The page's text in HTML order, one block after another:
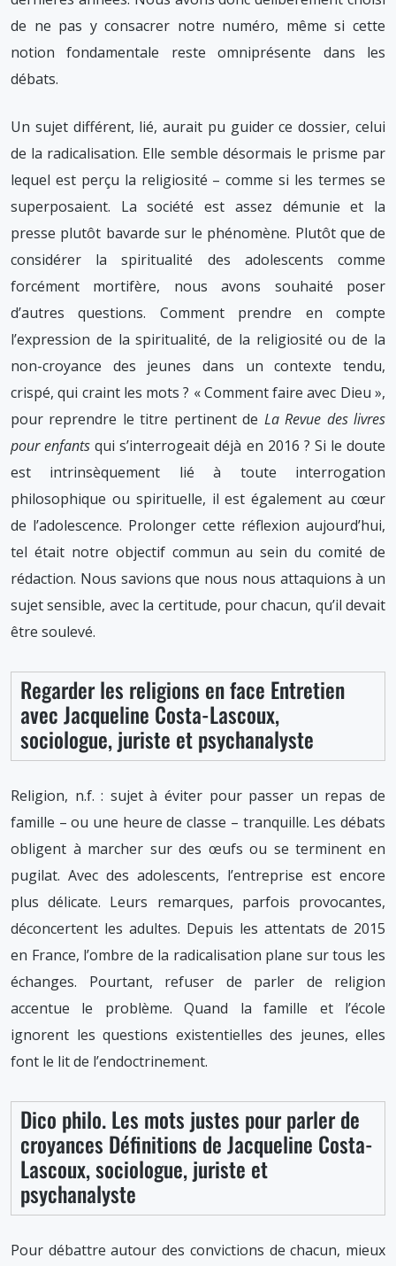
de ne pas y consacrer notre numéro, même si cette
notion fondamentale reste omniprésente dans les
débats.
Un sujet différent, lié, aurait pu guider ce dossier, celui
de la radicalisation. Elle semble désormais le prisme par
lequel est perçu la religiosité – comme si les termes se
superposaient. La société est assez démunie et la
presse plutôt bavarde sur le phénomène. Plutôt que de
considérer la spiritualité des adolescents comme
forcément mortifère, nous avons souhaité poser
d’autres questions. Comment prendre en compte
l’expression de la spiritualité, de la religiosité ou de la
non-croyance des jeunes dans un contexte tendu,
crispé, qui craint les mots ? « Comment faire avec Dieu »,
pour reprendre le titre pertinent de La Revue des livres
pour enfants qui s’interrogeait déjà en 2016 ? Si le doute
est intrinsèquement lié à toute interrogation
philosophique ou spirituelle, il est également au cœur
de l’adolescence. Prolonger cette réflexion aujourd’hui,
tel était notre objectif commun au sein du comité de
rédaction. Nous savions que nous nous attaquions à un
sujet sensible, avec la certitude, pour chacun, qu’il devait
être soulevé.
Regarder les religions en face Entretien
avec Jacqueline Costa-Lascoux,
sociologue, juriste et psychanalyste
Religion, n.f. : sujet à éviter pour passer un repas de
famille – ou une heure de classe – tranquille. Les débats
obligent à marcher sur des œufs ou se terminent en
pugilat. Avec des adolescents, l’entreprise est encore
plus délicate. Leurs remarques, parfois provocantes,
déconcertent les adultes. Depuis les attentats de 2015
en France, l’ombre de la radicalisation plane sur tous les
échanges. Pourtant, refuser de parler de religion
accentue le problème. Quand la famille et l’école
ignorent les questions existentielles des jeunes, elles
font le lit de l’endoctrinement.
Dico philo. Les mots justes pour parler de
croyances Définitions de Jacqueline Costa-
Lascoux, sociologue, juriste et
psychanalyste
Pour débattre autour des convictions de chacun, mieux